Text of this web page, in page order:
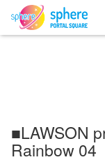
■LAWSON
Rainbow 04